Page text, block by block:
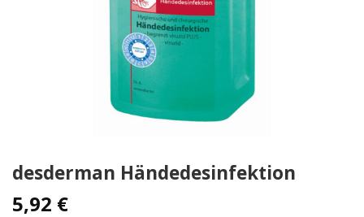
desderman Händedesinfektion
5,92 €